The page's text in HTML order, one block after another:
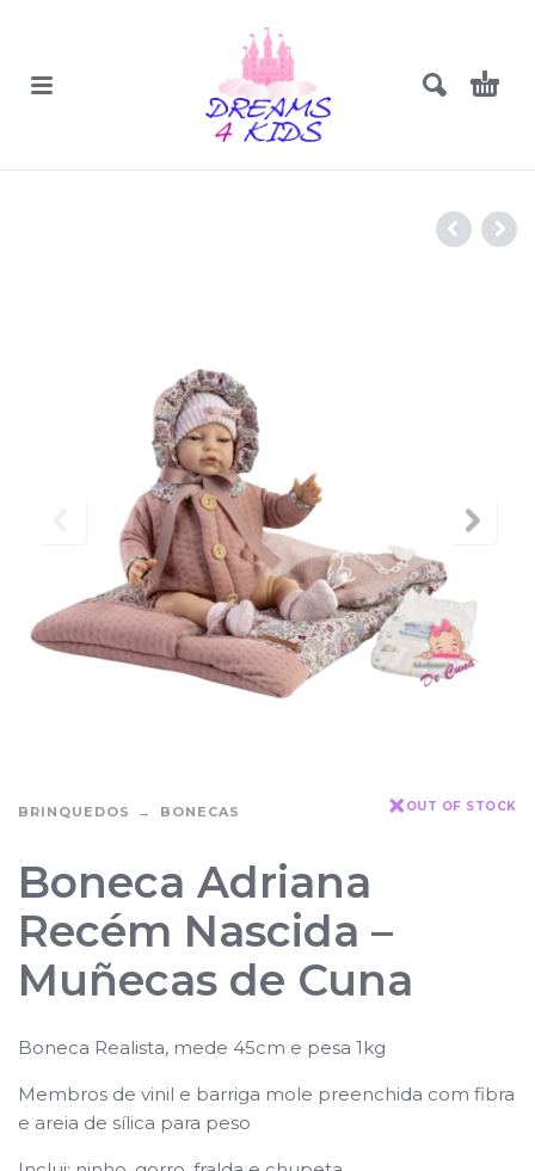
BRINQUEDOS BONECAS OUT OF STOCK
Boneca Adriana
Recém Nascida –
Muñecas de Cuna
Boneca Realista, mede 45cm e pesa 1kg
Membros de vinil e barriga mole preenchida com fibra
e areia de sílica para peso